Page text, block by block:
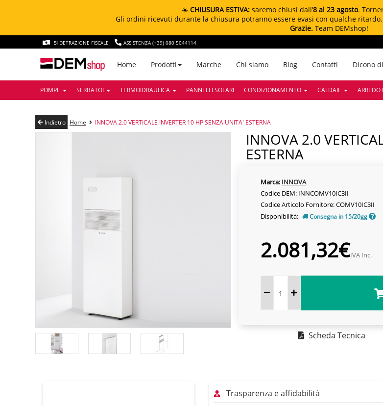
☀️ CHIUSURA ESTIVA: saremo chiusi dall’8 al 23 agosto.
Gli ordini ricevuti durante la chiusura potranno essere evasi con qualche ritardo.
Grazie. Team DEMshop!
SI DETRAZIONE FISCALE ASSISTENZA (+39) 080 5044114
Home Prodotti Marche Chi siamo Blog Contatti Dicono
POMPE SERBATOI TERMOIDRAULICA PANNELLI SOLARI CONDIZIONAMENTO CALDAIE
Indietro Home INNOVA 2.0 VERTICALE INVERTER 10 HP SENZA UNITA' ESTERNA
INNOVA 2.0 VERTICALE INVERTER 10 HP SENZA UNITA'
ESTERNA
Marca: INNOVA
Codice DEM: INNCOMV10IC3II
Codice Articolo Fornitore: COMV10IC3II
Disponibilità:
Consegna in 15/20gg
2.081,32€IVA Inc.
Scheda Tecnica
Trasparenza e affidabilità